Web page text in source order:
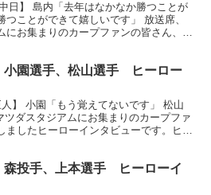
日】 島内「去年はなかなか勝つことが
ことができて嬉しいです」 放送席、
にお集まりのカープファンの皆さん、ヒ
園選手、松山選手 ヒーロー
】 小園「もう覚えてないです」 松山
ツダスタジアムにお集まりのカープファ
ましたヒーローインタビューです。ヒー
投手、上本選手 ヒーローイ